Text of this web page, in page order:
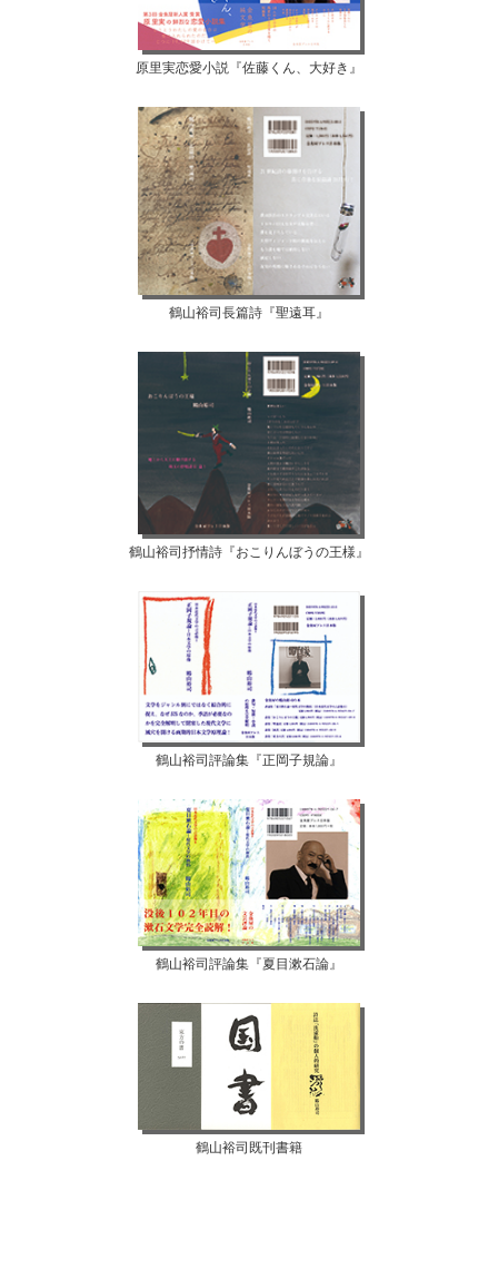
原里実恋愛小説『佐藤くん、大好き』
鶴山裕司長篇詩『聖遠耳』
鶴山裕司抒情詩『おこりんぼうの王様』
鶴山裕司評論集『正岡子規論』
鶴山裕司評論集『夏目漱石論』
鶴山裕司既刊書籍